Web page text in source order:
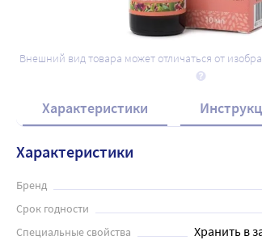
Внешний вид товара может отличаться от
Характеристики
Характеристики
Бренд
Срок годности
Специальные свойства Хранить в